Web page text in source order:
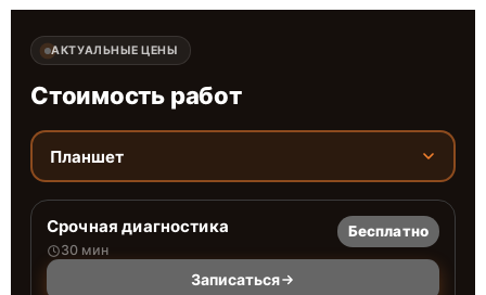
АКТУАЛЬНЫЕ ЦЕНЫ
Стоимость работ
Планшет
Срочная диагностика
30 мин
Бесплатно
Записаться